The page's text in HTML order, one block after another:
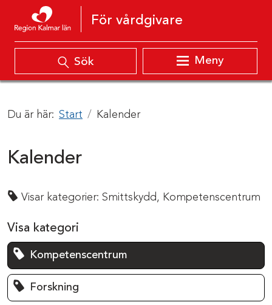
Hoppa till innehåll
För vårdgivare
Sök Meny
Du är här: Start Kalender
Kalender
Visar kategorier: Smittskydd, Kompetenscentrum
Visa kategori
Kompetenscentrum
Forskning